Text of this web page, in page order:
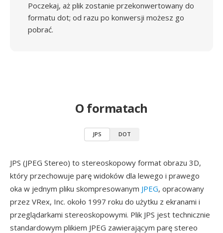
Poczekaj, aż plik zostanie przekonwertowany do
formatu dot; od razu po konwersji możesz go
pobrać.
O formatach
JPS DOT
JPS (JPEG Stereo) to stereoskopowy format obrazu 3D,
który przechowuje parę widoków dla lewego i prawego
oka w jednym pliku skompresowanym JPEG, opracowany
przez VRex, Inc. około 1997 roku do użytku z ekranami i
przeglądarkami stereoskopowymi. Plik JPS jest technicznie
standardowym plikiem JPEG zawierającym parę stereo